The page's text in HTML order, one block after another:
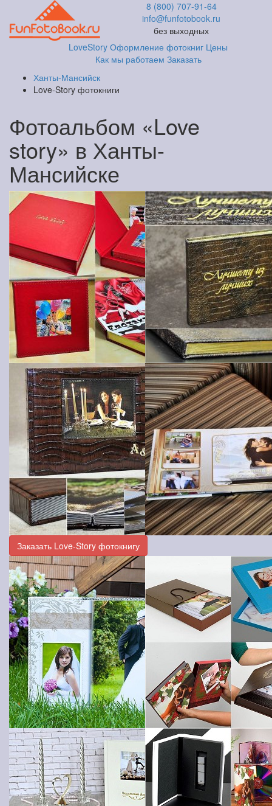
8 (800) 707-91-64
info@funfotobook.ru
без выходных
LoveStory Оформление фотокниг Цены
Как мы работаем Заказать
Ханты-Мансийск
Love-Story фотокниги
Фотоальбом «Love
story» в Ханты-
Мансийске
Заказать Love-Story фотокнигу